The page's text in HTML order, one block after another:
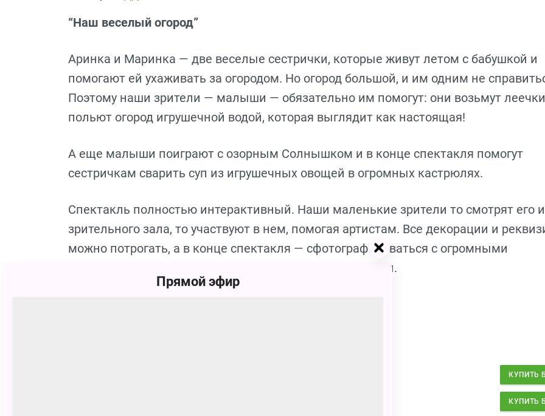
“Наш веселый огород”
Аринка и Маринка — две веселые сестрички, которые живут летом с бабушкой и
помогают ей ухаживать за огородом. Но огород большой, и им одним не
Поэтому наши зрители — малыши — обязательно им помогут: они возьмут
польют огород игрушечной водой, которая выглядит как настоящая!
А еще малыши поиграют с озорным Солнышком и в конце спектакля помогут
сестричкам сварить суп из игрушечных овощей в огромных кастрюлях.
Спектакль полностью интерактивный. Наши маленькие зрители то смотрят его
зрительного зала, то участвуют в нем, помогая артистам. Все декорации и
можно потрогать, а в конце спектакля — сфотографироваться с огромными
игрушечными овощами и с замечательными артистами.
КУПИТЬ
КУПИТЬ
Прямой эфир